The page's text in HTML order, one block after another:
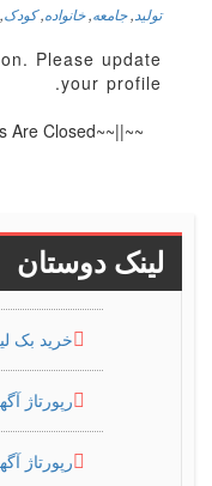
تولید ,جامعه,خانواده,کودک,
Please update
your profile.
~~||~~Comments Are Closed~~||~~
لینک دوستان
خرید بک
رپورتاژ
رپورتاژ